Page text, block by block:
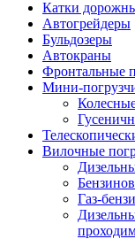
Катки
Автогрейдеры
Бульдозеры
Автокраны
Фронтальные
Мини-
Вилочные
Газ-